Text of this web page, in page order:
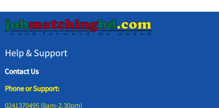
Help & Support
Contact Us
Phone or Support:
0241370495 (8am-2.30pm)